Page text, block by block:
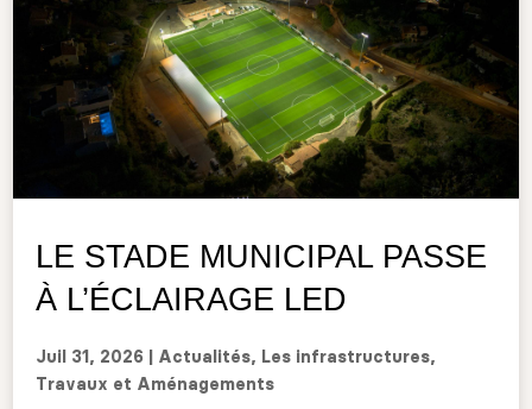
LE STADE MUNICIPAL PASSE
À L’ÉCLAIRAGE LED
Juil 31, 2026 Actualités, Les infrastructures,
Travaux et Aménagements